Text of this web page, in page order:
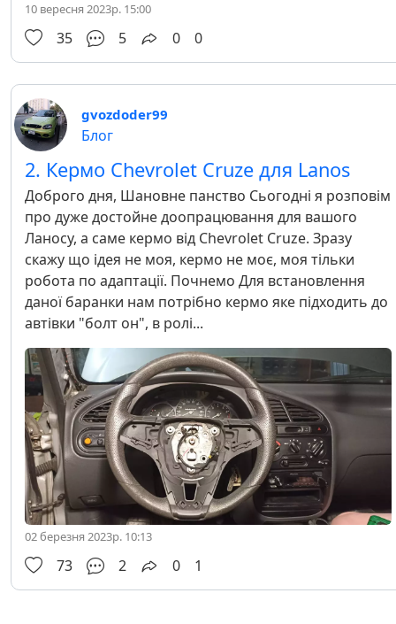
10 вересня 2023р. 15:00
35 5 0 0
gvozdoder99
Блог
2. Кермо Chevrolet Cruze для Lanos
Доброго дня, Шановне панство Сьогодні я розповім
про дуже достойне доопрацювання для вашого
Ланосу, а саме кермо від Chevrolet Cruze. Зразу
скажу що ідея не моя, кермо не моє, моя тільки
робота по адаптації. Почнемо Для встановлення
даної баранки нам потрібно кермо яке підходить до
автівки "болт он", в ролі...
02 березня 2023р. 10:13
73 2 0 1